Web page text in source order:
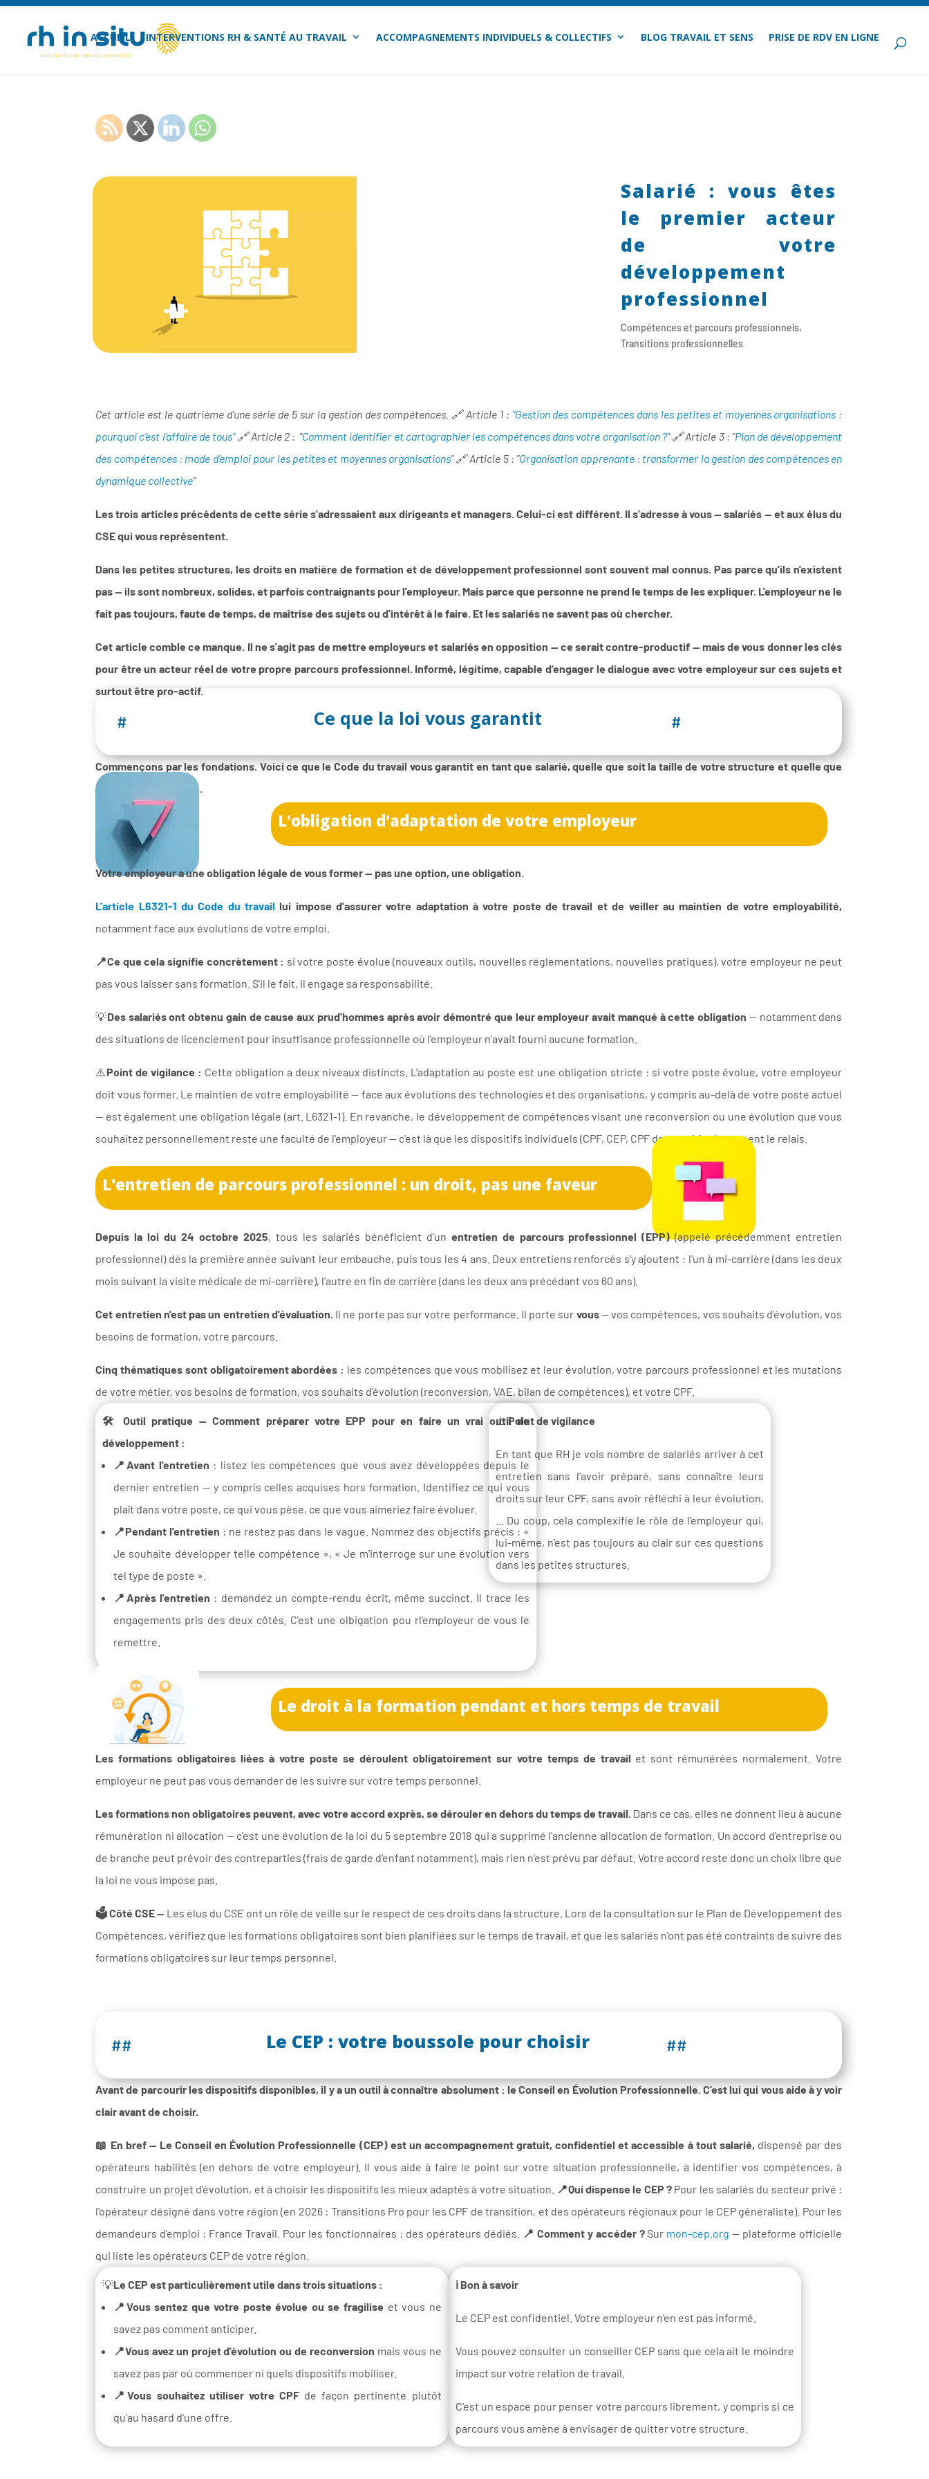
ACCUEIL INTERVENTIONS RH & SANTÉ AU TRAVAIL ACCOMPAGNEMENTS INDIVIDUELS & COLLECTIFS BLOG TRAVAIL ET SENS PRISE DE RDV EN LIGNE
Salarié : vous êtes
le premier acteur
de votre
développement
professionnel
Compétences et parcours professionnels,
Transitions professionnelles
Cet article est le quatrième d'une série de 5 sur la gestion des compétences. 🔗 Article 1 : "Gestion des compétences dans les petites et moyennes organisations :
pourquoi c’est l’affaire de tous"🔗 Article 2 : "Comment identifier et cartographier les compétences dans votre organisation ?" 🔗 Article 3 : "Plan de développement
des compétences : mode d’emploi pour les petites et moyennes organisations" 🔗 Article 5 : "Organisation apprenante : transformer la gestion des compétences en
dynamique collective"
Les trois articles précédents de cette série s'adressaient aux dirigeants et managers. Celui-ci est différent. Il s'adresse à vous — salariés — et aux élus du
CSE qui vous représentent.
Dans les petites structures, les droits en matière de formation et de développement professionnel sont souvent mal connus. Pas parce qu'ils n'existent
pas — ils sont nombreux, solides, et parfois contraignants pour l'employeur. Mais parce que personne ne prend le temps de les expliquer. L'employeur ne le
fait pas toujours, faute de temps, de maîtrise des sujets ou d'intérêt à le faire. Et les salariés ne savent pas où chercher.
Cet article comble ce manque. Il ne s'agit pas de mettre employeurs et salariés en opposition — ce serait contre-productif — mais de vous donner les clés
pour être un acteur réel de votre propre parcours professionnel. Informé, légitime, capable d'engager le dialogue avec votre employeur sur ces sujets et
surtout être pro-actif.
# Ce que la loi vous garantit #
Commençons par les fondations. Voici ce que le Code du travail vous garantit en tant que salarié, quelle que soit la taille de votre structure et quelle que
soit votre ancienneté.
L'obligation d'adaptation de votre employeur
Votre employeur a une obligation légale de vous former — pas une option, une obligation.
L'article L6321-1 du Code du travail lui impose d'assurer votre adaptation à votre poste de travail et de veiller au maintien de votre employabilité,
notamment face aux évolutions de votre emploi.
📍Ce que cela signifie concrètement : si votre poste évolue (nouveaux outils, nouvelles réglementations, nouvelles pratiques), votre employeur ne peut
pas vous laisser sans formation. S'il le fait, il engage sa responsabilité.
💡Des salariés ont obtenu gain de cause aux prud'hommes après avoir démontré que leur employeur avait manqué à cette obligation — notamment dans
des situations de licenciement pour insuffisance professionnelle où l'employeur n'avait fourni aucune formation.
⚠️Point de vigilance : Cette obligation a deux niveaux distincts. L'adaptation au poste est une obligation stricte : si votre poste évolue, votre employeur
doit vous former. Le maintien de votre employabilité — face aux évolutions des technologies et des organisations, y compris au-delà de votre poste actuel
— est également une obligation légale (art. L6321-1). En revanche, le développement de compétences visant une reconversion ou une évolution que vous
souhaitez personnellement reste une faculté de l'employeur — c'est là que les dispositifs individuels (CPF, CEP, CPF de transition) prennent le relais.
L'entretien de parcours professionnel : un droit, pas une faveur
Depuis la loi du 24 octobre 2025, tous les salariés bénéficient d'un entretien de parcours professionnel (EPP)(appelé précédemment entretien
professionnel) dès la première année suivant leur embauche, puis tous les 4 ans. Deux entretiens renforcés s'y ajoutent : l'un à mi-carrière (dans les deux
mois suivant la visite médicale de mi-carrière), l'autre en fin de carrière (dans les deux ans précédant vos 60 ans).
Cet entretien n'est pas un entretien d'évaluation. Il ne porte pas sur votre performance. Il porte sur vous— vos compétences, vos souhaits d'évolution, vos
besoins de formation, votre parcours.
Cinq thématiques sont obligatoirement abordées : les compétences que vous mobilisez et leur évolution, votre parcours professionnel et les mutations
de votre métier, vos besoins de formation, vos souhaits d'évolution (reconversion, VAE, bilan de compétences), et votre CPF.
🛠️ Outil pratique — Comment préparer votre EPP pour en faire un vrai outil de
développement :
📍Avant l'entretien : listez les compétences que vous avez développées depuis le
dernier entretien — y compris celles acquises hors formation. Identifiez ce qui vous
plaît dans votre poste, ce qui vous pèse, ce que vous aimeriez faire évoluer.
📍Pendant l'entretien : ne restez pas dans le vague. Nommez des objectifs précis : «
Je souhaite développer telle compétence », « Je m'interroge sur une évolution vers
tel type de poste ».
📍Après l'entretien : demandez un compte-rendu écrit, même succinct. Il trace les
engagements pris des deux côtés. C'est une olbigation pou rl'employeur de vous le
remettre.
⚠️Point de vigilance
En tant que RH je vois nombre de salariés arriver à cet
entretien sans l'avoir préparé, sans connaître leurs
droits sur leur CPF, sans avoir réfléchi à leur évolution,
... Du coup, cela complexifie le rôle de l'employeur qui,
lui-même, n'est pas toujours au clair sur ces questions
dans les petites structures.
Le droit à la formation pendant et hors temps de travail
Les formations obligatoires liées à votre poste se déroulent obligatoirement sur votre temps de travail et sont rémunérées normalement. Votre
employeur ne peut pas vous demander de les suivre sur votre temps personnel.
Les formations non obligatoires peuvent, avec votre accord exprès, se dérouler en dehors du temps de travail. Dans ce cas, elles ne donnent lieu à aucune
rémunération ni allocation — c'est une évolution de la loi du 5 septembre 2018 qui a supprimé l'ancienne allocation de formation. Un accord d'entreprise ou
de branche peut prévoir des contreparties (frais de garde d'enfant notamment), mais rien n'est prévu par défaut. Votre accord reste donc un choix libre que
la loi ne vous impose pas.
🗳️ Côté CSE — Les élus du CSE ont un rôle de veille sur le respect de ces droits dans la structure. Lors de la consultation sur le Plan de Développement des
Compétences, vérifiez que les formations obligatoires sont bien planifiées sur le temps de travail, et que les salariés n'ont pas été contraints de suivre des
formations obligatoires sur leur temps personnel.
## Le CEP : votre boussole pour choisir ##
Avant de parcourir les dispositifs disponibles, il y a un outil à connaître absolument : le Conseil en Évolution Professionnelle. C'est lui qui vous aide à y voir
clair avant de choisir.
📖 En bref — Le Conseil en Évolution Professionnelle (CEP) est un accompagnement gratuit, confidentiel et accessible à tout salarié, dispensé par des
opérateurs habilités (en dehors de votre employeur). Il vous aide à faire le point sur votre situation professionnelle, à identifier vos compétences, à
construire un projet d'évolution, et à choisir les dispositifs les mieux adaptés à votre situation. 📍Qui dispense le CEP ?Pour les salariés du secteur privé :
l'opérateur désigné dans votre région (en 2026 : Transitions Pro pour les CPF de transition, et des opérateurs régionaux pour le CEP généraliste). Pour les
demandeurs d'emploi : France Travail. Pour les fonctionnaires : des opérateurs dédiés.
📍 Comment y accéder ?Sur mon-cep.org — plateforme officielle
qui liste les opérateurs CEP de votre région.
💡Le CEP est particulièrement utile dans trois situations :
📍Vous sentez que votre poste évolue ou se fragilise et vous ne
savez pas comment anticiper.
📍Vous avez un projet d'évolution ou de reconversion mais vous ne
savez pas par où commencer ni quels dispositifs mobiliser.
📍Vous souhaitez utiliser votre CPF de façon pertinente plutôt
qu'au hasard d'une offre.
ℹ️ Bon à savoir
Le CEP est confidentiel. Votre employeur n'en est pas informé.
Vous pouvez consulter un conseiller CEP sans que cela ait le moindre
impact sur votre relation de travail.
C'est un espace pour penser votre parcours librement, y compris si ce
parcours vous amène à envisager de quitter votre structure.